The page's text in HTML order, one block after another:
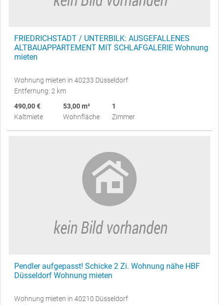
FRIEDRICHSTADT / UNTERBILK: AUSGEFALLENES
ALTBAUAPPARTEMENT MIT SCHLAFGALERIE Wohnung
mieten
Wohnung mieten in 40233 Düsseldorf
Entfernung: 2 km
490,00 €
Kaltmiete
53,00 m²
Wohnfläche
1
Zimmer
Pendler aufgepasst! Schicke 2 Zi. Wohnung nähe HBF
Düsseldorf Wohnung mieten
Wohnung mieten in 40210 Düsseldorf